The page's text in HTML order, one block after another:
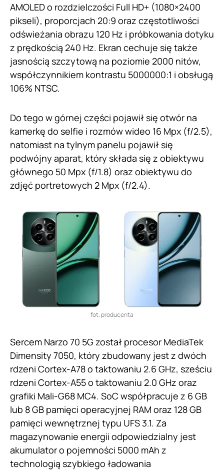
AMOLED o rozdzielczości Full HD+ (1080×2400
pikseli), proporcjach 20:9 oraz częstotliwości
odświeżania obrazu 120 Hz i próbkowania dotyku
z prędkością 240 Hz. Ekran cechuje się także
jasnością szczytową na poziomie 2000 nitów,
współczynnikiem kontrastu 5000000:1 i obsługą
106% NTSC.
Do tego w górnej części pojawił się otwór na
kamerkę do selfie i rozmów wideo 16 Mpx (f/2.5),
natomiast na tylnym panelu pojawił się
podwójny aparat, który składa się z obiektywu
głównego 50 Mpx (f/1.8) oraz obiektywu do
zdjęć portretowych 2 Mpx (f/2.4).
fot. producenta
Sercem Narzo 70 5G został procesor MediaTek
Dimensity 7050, który zbudowany jest z dwóch
rdzeni Cortex-A78 o taktowaniu 2.6 GHz, sześciu
rdzeni Cortex-A55 o taktowaniu 2.0 GHz oraz
grafiki Mali-G68 MC4. SoC współpracuje z 6 GB
lub 8 GB pamięci operacyjnej RAM oraz 128 GB
pamięci wewnętrznej typu UFS 3.1. Za
magazynowanie energii odpowiedzialny jest
akumulator o pojemności 5000 mAh z
technologią szybkiego ładowania